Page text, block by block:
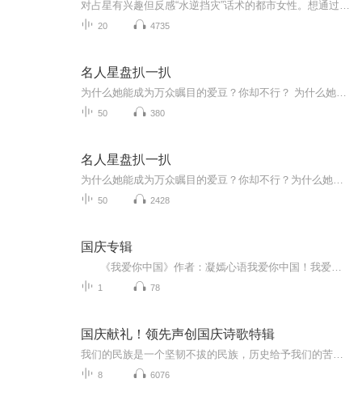
20 4735
名人星盘扒一扒
50 380
名人星盘扒一扒
50 2428
国庆专辑
1 78
国庆献礼！领先声创国庆诗歌特辑
8 6076